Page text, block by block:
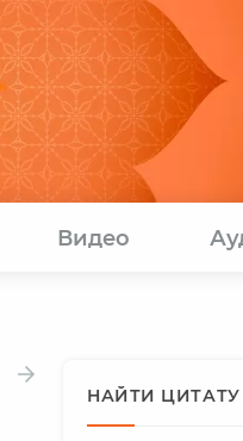
Видео
НАЙТИ ЦИТАТУ